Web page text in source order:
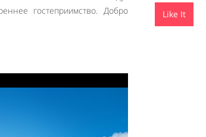
гостеприимство. Добро
Like It